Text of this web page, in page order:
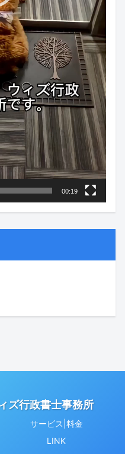
00:19
ズ行政書士事務所
サービス|料金
LINK